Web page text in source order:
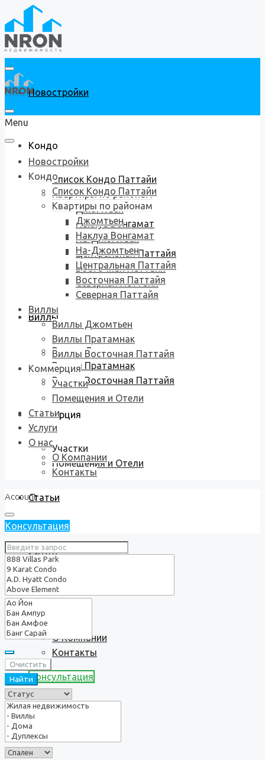
Новостройки
Кондо
Список Кондо Паттайи
Квартиры по районам
Джомтьен
Наклуа Вонгамат
На-Джомтьен
Центральная Паттайя
Восточная Паттайя
Северная Паттайя
Виллы
Виллы Джомтьен
Виллы Пратамнак
Виллы Восточная Паттайя
Коммерция
Участки
Помещения и Отели
Статьи
Услуги
О нас
О Компании
Контакты
Консультация
Menu
Новостройки
Кондо
Список Кондо Паттайи
Квартиры по районам
Джомтьен
Наклуа Вонгамат
На-Джомтьен
Центральная Паттайя
Восточная Паттайя
Северная Паттайя
Виллы
Виллы Джомтьен
Виллы Пратамнак
Виллы Восточная Паттайя
Коммерция
Участки
Помещения и Отели
Статьи
Услуги
О нас
О Компании
Контакты
Account
Консультация
Очистить
Найти